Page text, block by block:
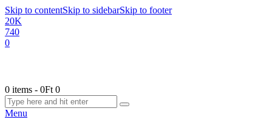
Skip to contentSkip to sidebarSkip to footer
20K
740
0
0 items - 0Ft 0
Menu